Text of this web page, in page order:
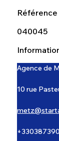
040045
Agence de
10 rue